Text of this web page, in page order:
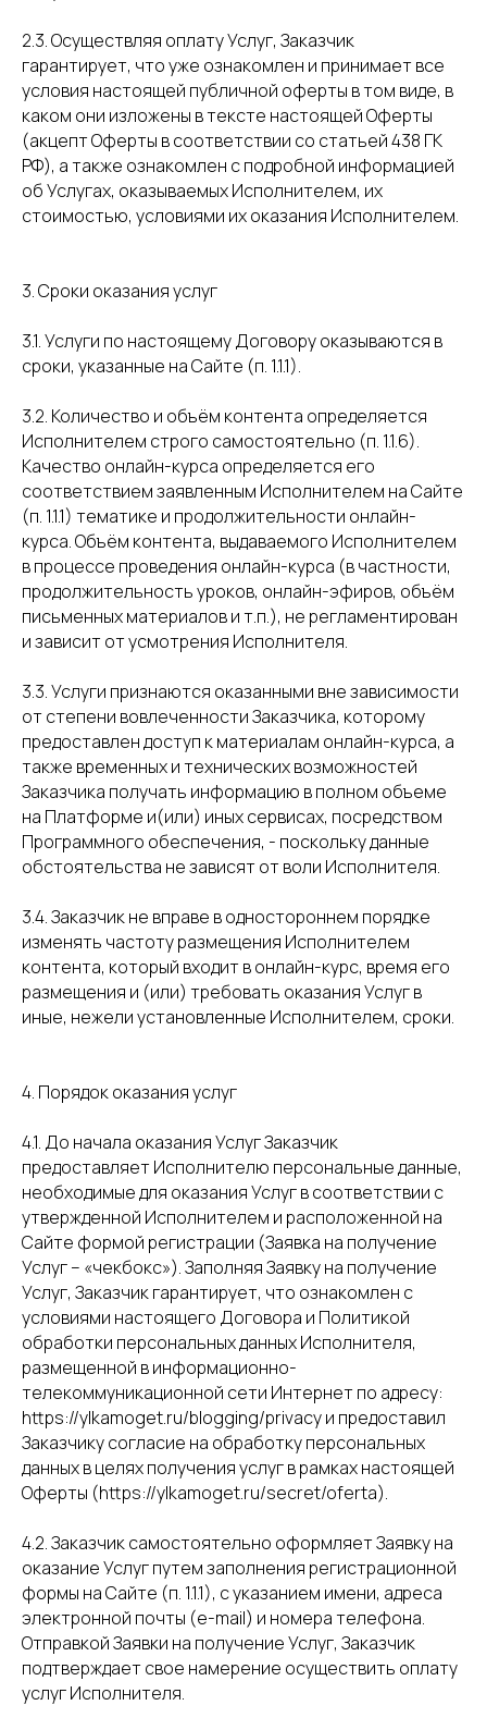
2.3. Осуществляя оплату Услуг, Заказчик
гарантирует, что уже ознакомлен и принимает все
условия настоящей публичной оферты в том виде, в
каком они изложены в тексте настоящей Оферты
(акцепт Оферты в соответствии со статьей 438 ГК
РФ), а также ознакомлен с подробной информацией
об Услугах, оказываемых Исполнителем, их
стоимостью, условиями их оказания Исполнителем.
3. Сроки оказания услуг
3.1. Услуги по настоящему Договору оказываются в
сроки, указанные на Сайте (п. 1.1.1).
3.2. Количество и объём контента определяется
Исполнителем строго самостоятельно (п. 1.1.6).
Качество онлайн-курса определяется его
соответствием заявленным Исполнителем на Сайте
(п. 1.1.1) тематике и продолжительности онлайн-
курса. Объём контента, выдаваемого Исполнителем
в процессе проведения онлайн-курса (в частности,
продолжительность уроков, онлайн-эфиров, объём
письменных материалов и т.п.), не регламентирован
и зависит от усмотрения Исполнителя.
3.3. Услуги признаются оказанными вне зависимости
от степени вовлеченности Заказчика, которому
предоставлен доступ к материалам онлайн-курса, а
также временных и технических возможностей
Заказчика получать информацию в полном объеме
на Платформе и(или) иных сервисах, посредством
Программного обеспечения, - поскольку данные
обстоятельства не зависят от воли Исполнителя.
3.4. Заказчик не вправе в одностороннем порядке
изменять частоту размещения Исполнителем
контента, который входит в онлайн-курс, время его
размещения и (или) требовать оказания Услуг в
иные, нежели установленные Исполнителем, сроки.
4. Порядок оказания услуг
4.1. До начала оказания Услуг Заказчик
предоставляет Исполнителю персональные данные,
необходимые для оказания Услуг в соответствии с
утвержденной Исполнителем и расположенной на
Сайте формой регистрации (Заявка на получение
Услуг – «чекбокс»). Заполняя Заявку на получение
Услуг, Заказчик гарантирует, что ознакомлен с
условиями настоящего Договора и Политикой
обработки персональных данных Исполнителя,
размещенной в информационно-
телекоммуникационной сети Интернет по адресу:
https://ylkamoget.ru/blogging/privacy и предоставил
Заказчику согласие на обработку персональных
данных в целях получения услуг в рамках настоящей
Оферты (https://ylkamoget.ru/secret/oferta).
4.2. Заказчик самостоятельно оформляет Заявку на
оказание Услуг путем заполнения регистрационной
формы на Сайте (п. 1.1.1), с указанием имени, адреса
электронной почты (e-mail) и номера телефона.
Отправкой Заявки на получение Услуг, Заказчик
подтверждает свое намерение осуществить оплату
услуг Исполнителя.